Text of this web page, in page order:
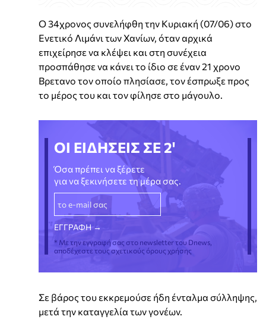
Ο 34χρονος συνελήφθη την Κυριακή (07/06) στο
Ενετικό Λιμάνι των Χανίων, όταν αρχικά
επιχείρησε να κλέψει και στη συνέχεια
προσπάθησε να κάνει το ίδιο σε έναν 21 χρονο
Βρετανο τον οποίο πλησίασε, τον έσπρωξε προς
το μέρος του και τον φίλησε στο μάγουλο.
ΟΙ ΕΙΔΗΣΕΙΣ ΣΕ 2'
Όσα πρέπει να ξέρετε
για να ξεκινήσετε τη μέρα σας.
* Με την εγγραφή σας στο newsletter του Dnews,
αποδέχεστε τους σχετικούς όρους χρήσης
Σε βάρος του εκκρεμούσε ήδη ένταλμα σύλληψης,
μετά την καταγγελία των γονέων.